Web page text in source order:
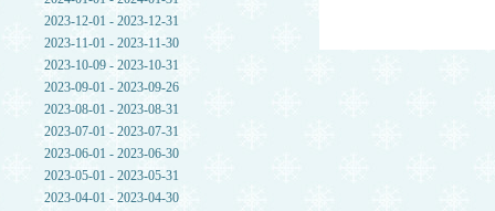
2023-12-01 - 2023-12-31
2023-11-01 - 2023-11-30
2023-10-09 - 2023-10-31
2023-09-01 - 2023-09-26
2023-08-01 - 2023-08-31
2023-07-01 - 2023-07-31
2023-06-01 - 2023-06-30
2023-05-01 - 2023-05-31
2023-04-01 - 2023-04-30